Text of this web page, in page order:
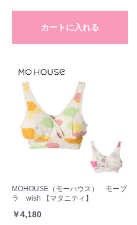
カートに入れる
MOHOUSE（モーハウス） モーブ
ラ wish 【マタニティ】
￥4,180